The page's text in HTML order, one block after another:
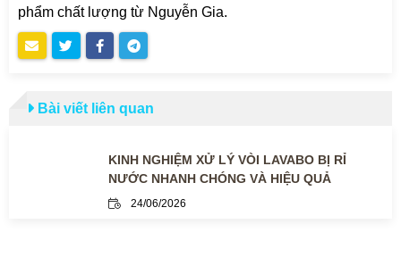
phẩm chất lượng từ Nguyễn Gia.
Bài viết liên quan
KINH NGHIỆM XỬ LÝ VÒI LAVABO BỊ RỈ
NƯỚC NHANH CHÓNG VÀ HIỆU QUẢ
24/06/2026